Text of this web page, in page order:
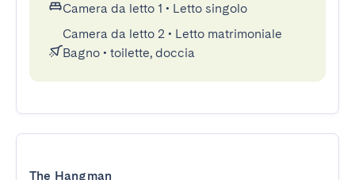
Camera da letto 1 • Letto singolo
Camera da letto 2 • Letto matrimoniale
Bagno • toilette, doccia
The Hangman